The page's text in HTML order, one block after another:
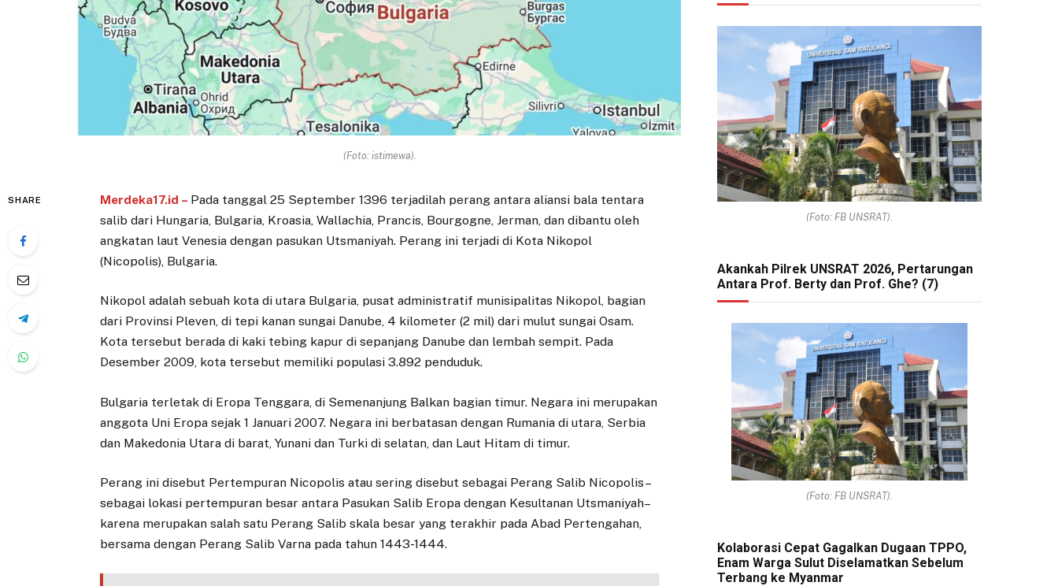
(Foto: istimewa).
SHARE Merdeka17.id – Pada tanggal 25 September 1396 terjadilah perang antara aliansi bala tentara
salib dari Hungaria, Bulgaria, Kroasia, Wallachia, Prancis, Bourgogne, Jerman, dan dibantu oleh
angkatan laut Venesia dengan pasukan Utsmaniyah. Perang ini terjadi di Kota Nikopol
(Nicopolis), Bulgaria.
Nikopol adalah sebuah kota di utara Bulgaria, pusat administratif munisipalitas Nikopol, bagian
dari Provinsi Pleven, di tepi kanan sungai Danube, 4 kilometer (2 mil) dari mulut sungai Osam.
Kota tersebut berada di kaki tebing kapur di sepanjang Danube dan lembah sempit. Pada
Desember 2009, kota tersebut memiliki populasi 3.892 penduduk.
Bulgaria terletak di Eropa Tenggara, di Semenanjung Balkan bagian timur. Negara ini merupakan
anggota Uni Eropa sejak 1 Januari 2007. Negara ini berbatasan dengan Rumania di utara, Serbia
dan Makedonia Utara di barat, Yunani dan Turki di selatan, dan Laut Hitam di timur.
Perang ini disebut Pertempuran Nicopolis atau sering disebut sebagai Perang Salib Nicopolis–
sebagai lokasi pertempuran besar antara Pasukan Salib Eropa dengan Kesultanan Utsmaniyah–
karena merupakan salah satu Perang Salib skala besar yang terakhir pada Abad Pertengahan,
bersama dengan Perang Salib Varna pada tahun 1443-1444.
(Foto: FB UNSRAT).
Akankah Pilrek UNSRAT 2026, Pertarungan
Antara Prof. Berty dan Prof. Ghe? (7)
(Foto: FB UNSRAT).
Kolaborasi Cepat Gagalkan Dugaan TPPO,
Enam Warga Sulut Diselamatkan Sebelum
Terbang ke Myanmar